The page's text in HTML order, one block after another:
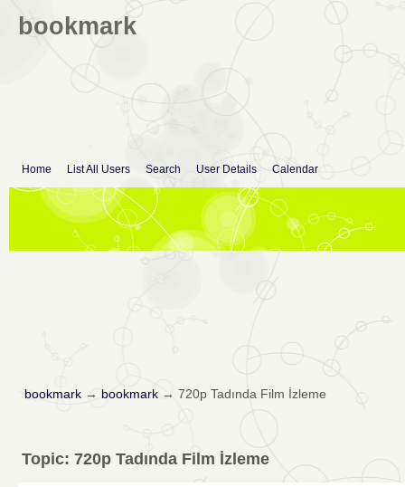
bookmark
Home List All Users Search User Details Calendar
bookmark→ bookmark→ 720p Tadında Film İzleme
Topic: 720p Tadında Film İzleme